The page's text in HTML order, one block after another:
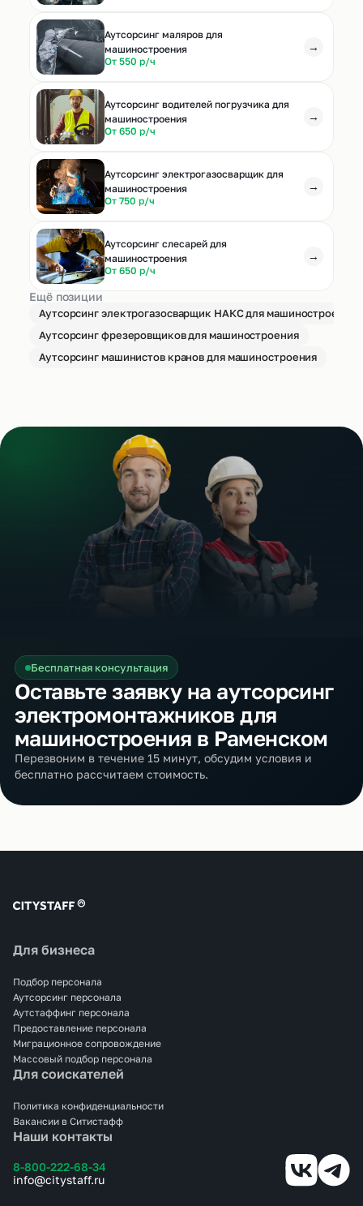
Аутсорсинг маляров для
машиностроения
От 550 р/ч
→
Аутсорсинг водителей погрузчика для
машиностроения
От 650 р/ч
→
Аутсорсинг электрогазосварщик для
машиностроения
От 750 р/ч
→
Аутсорсинг слесарей для
машиностроения
От 650 р/ч
→
Ещё позиции
Аутсорсинг электрогазосварщик НАКС для машиностроения
Аутсорсинг фрезеровщиков для машиностроения
Аутсорсинг машинистов кранов для машиностроения
Бесплатная консультация
Оставьте заявку на аутсорсинг
электромонтажников для
машиностроения в Раменском
Перезвоним в течение 15 минут, обсудим условия и
бесплатно рассчитаем стоимость.
Наши контакты
8-800-222-68-34
info@citystaff.ru
Для бизнеса
Подбор персонала
Аутсорсинг персонала
Аутстаффинг персонала
Предоставление персонала
Миграционное сопровождение
Массовый подбор персонала
Для соискателей
Политика конфиденциальности
Вакансии в Ситистафф